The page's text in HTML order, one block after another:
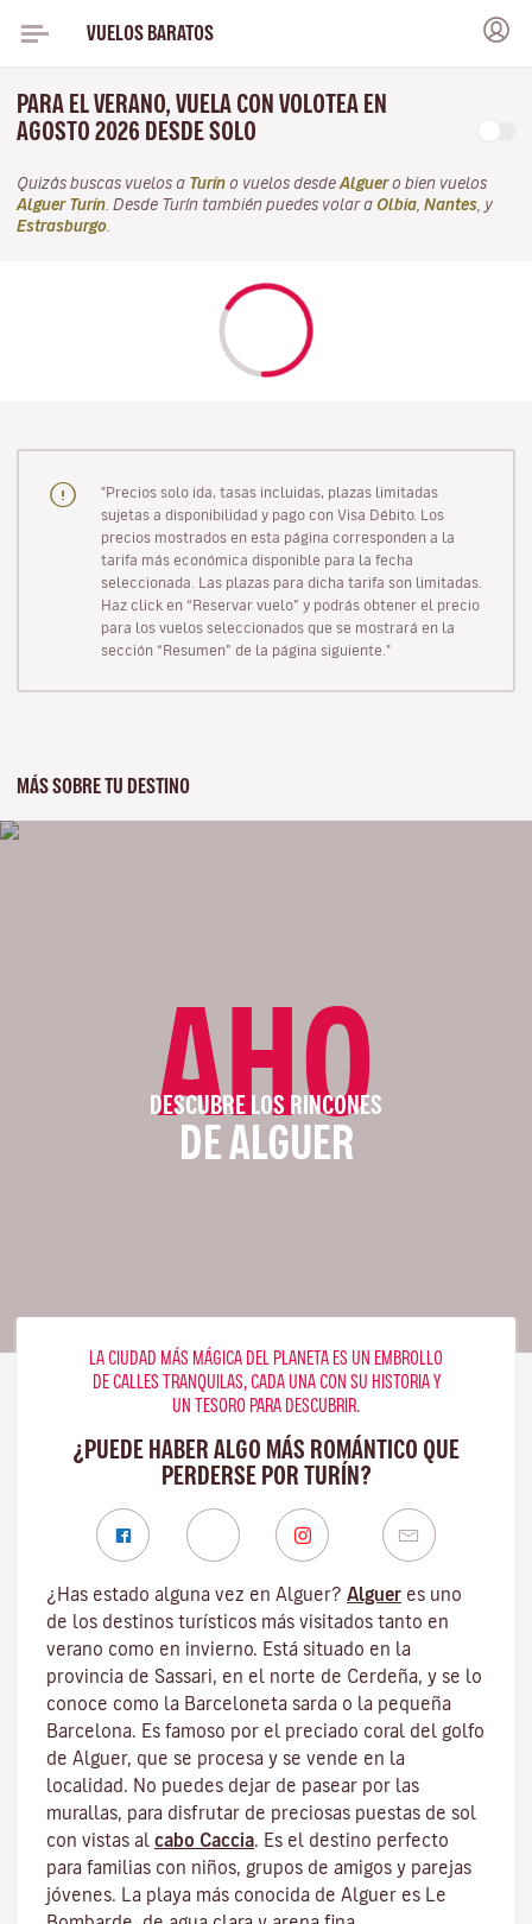
VUELOS BARATOS
PARA EL VERANO, VUELA CON VOLOTEA EN
AGOSTO 2026 DESDE SOLO
Quizás buscas vuelos a Turín o vuelos desde Alguero bien vuelos
Alguer Turín . Desde Turín también puedes volar a Olbia Nantes , y
Estrasburgo
"Precios solo ida, tasas incluidas, plazas limitadas
sujetas a disponibilidad y pago con Visa Débito. Los
precios mostrados en esta página corresponden a la
tarifa más económica disponible para la fecha
seleccionada. Las plazas para dicha tarifa son limitadas.
Haz click en “Reservar vuelo” y podrás obtener el precio
para los vuelos seleccionados que se mostrará en la
sección “Resumen” de la página siguiente."
MÁS SOBRE TU DESTINO
AHO
DESCUBRE LOS RINCONES
DE ALGUER
LA CIUDAD MÁS MÁGICA DEL PLANETA ES UN EMBROLLO
DE CALLES TRANQUILAS, CADA UNA CON SU HISTORIA Y
UN TESORO PARA DESCUBRIR.
¿PUEDE HABER ALGO MÁS ROMÁNTICO QUE
PERDERSE POR TURÍN?
¿Has estado alguna vez en Alguer? Alguer es uno
de los destinos turísticos más visitados tanto en
verano como en invierno. Está situado en la
provincia de Sassari, en el norte de Cerdeña, y se lo
conoce como la Barceloneta sarda o la pequeña
Barcelona. Es famoso por el preciado coral del golfo
de Alguer, que se procesa y se vende en la
localidad. No puedes dejar de pasear por las
murallas, para disfrutar de preciosas puestas de sol
con vistas al cabo Caccia. Es el destino perfecto
para familias con niños, grupos de amigos y parejas
jóvenes. La playa más conocida de Alguer es Le